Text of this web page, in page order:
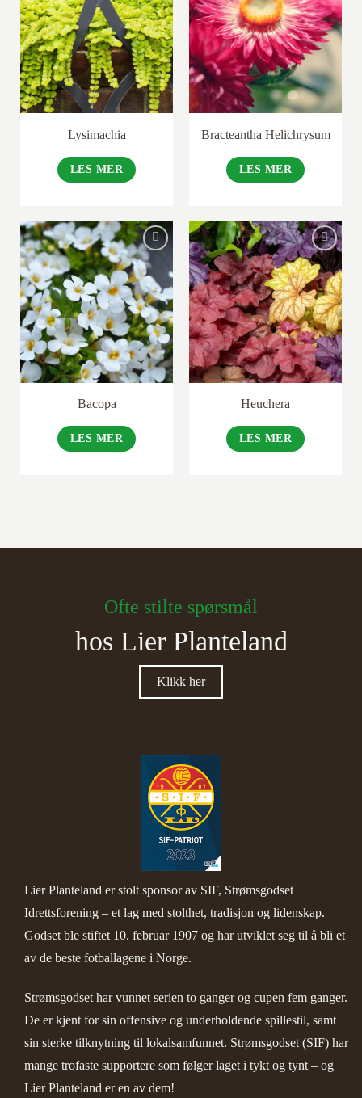
Lysimachia
LES MER
Bracteantha Helichrysum
LES MER
Bacopa
LES MER
Heuchera
LES MER
Ofte stilte spørsmål
hos Lier Planteland
Klikk her
Lier Planteland er stolt sponsor av SIF, Strømsgodset
Idrettsforening – et lag med stolthet, tradisjon og lidenskap.
Godset ble stiftet 10. februar 1907 og har utviklet seg til å bli et
av de beste fotballagene i Norge.
Strømsgodset har vunnet serien to ganger og cupen fem ganger.
De er kjent for sin offensive og underholdende spillestil, samt
sin sterke tilknytning til lokalsamfunnet. Strømsgodset (SIF) har
mange trofaste supportere som følger laget i tykt og tynt – og
Lier Planteland er en av dem!